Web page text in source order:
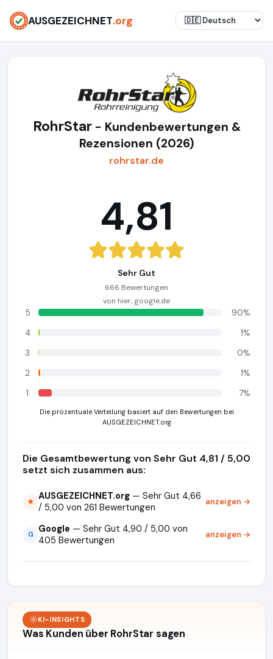
AUSGEZEICHNET.org
RohrStar - Kundenbewertungen &
Rezensionen (2026)
rohrstar.de
4,81
Sehr Gut
666 Bewertungen
von hier, google.de
5
90%
4
1%
3
0%
2
1%
1
7%
Die prozentuale Verteilung basiert auf den Bewertungen bei
AUSGEZEICHNET.org
Die Gesamtbewertung von Sehr Gut 4,81 / 5,00
setzt sich zusammen aus:
★ AUSGEZEICHNET.org — Sehr Gut 4,66
/ 5,00 von 261 Bewertungen
anzeigen →
G Google — Sehr Gut 4,90 / 5,00 von
405 Bewertungen
anzeigen →
KI-INSIGHTS
Was Kunden über RohrStar sagen